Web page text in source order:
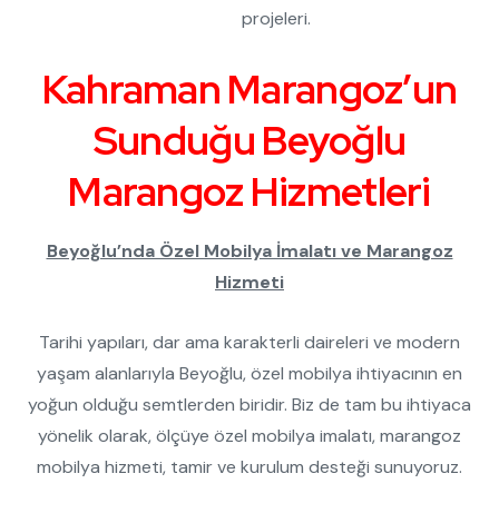
projeleri.
Kahraman Marangoz’un
Sunduğu Beyoğlu
MarangozHizmetleri
Beyoğlu’nda Özel Mobilya İmalatı ve Marangoz
Hizmeti
Tarihi yapıları, dar ama karakterli daireleri ve modern
yaşam alanlarıyla Beyoğlu, özel mobilya ihtiyacının en
yoğun olduğu semtlerden biridir. Biz de tam bu ihtiyaca
yönelik olarak, ölçüye özel mobilya imalatı, marangoz
mobilya hizmeti, tamir ve kurulum desteği sunuyoruz.